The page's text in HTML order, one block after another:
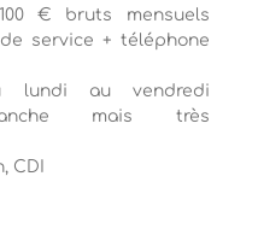
€ bruts mensuels
service + téléphone
lundi au vendredi
mais très
CDI